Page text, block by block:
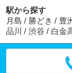
駅から探す
月島 / 勝どき / 豊
品川
/ 渋谷 / 白金